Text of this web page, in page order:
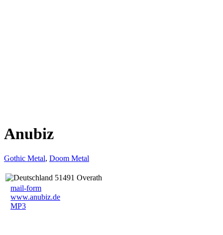
Anubiz
Gothic Metal, Doom Metal
51491 Overath
mail-form
www.anubiz.de
MP3